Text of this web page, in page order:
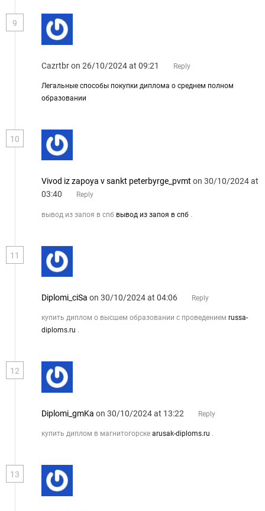
9
Cazrtbron 26/10/2024 at 09:21 Reply
Легальные способы покупки диплома о среднем полном
образовании
10
Vivod iz zapoya v sankt peterbyrge_pvmt on 30/10/2024 at
03:40
Reply
вывод из запоя в спб вывод из запоя в спб .
11
Diplomi_ciSa on 30/10/2024 at 04:06 Reply
купить диплом о высшем образовании с проведением russa-
diploms.ru .
12
Diplomi_gmKa on 30/10/2024 at 13:22 Reply
купить диплом в магнитогорске arusak-diploms.ru .
13